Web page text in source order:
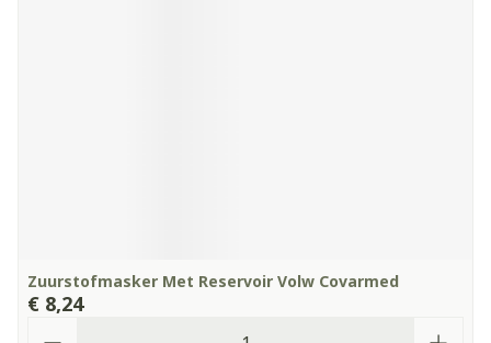
Zuurstofmasker Met Reservoir Volw Covarmed
€ 8,24